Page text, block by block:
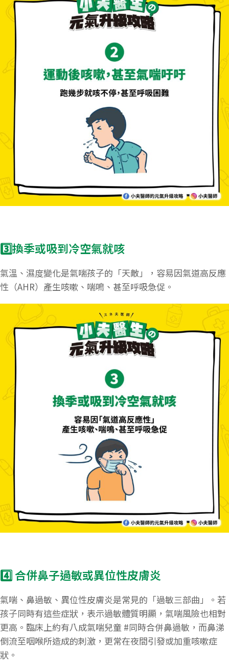
3️⃣換季或吸到冷空氣就咳
氣溫、濕度變化是氣喘孩子的「天敵」，容易因氣道高反應
性（AHR）產生咳嗽、喘鳴、甚至呼吸急促。​
4️⃣ 合併鼻子過敏或異位性皮膚炎
氣喘、鼻過敏、異位性皮膚炎是常見的「過敏三部曲」。若
孩子同時有這些症狀，表示過敏體質明顯，氣喘風險也相對
更高。臨床上約有八成氣喘兒童 #同時合併鼻過敏，而鼻涕
倒流至咽喉所造成的刺激，更常在夜間引發或加重咳嗽症
狀。​